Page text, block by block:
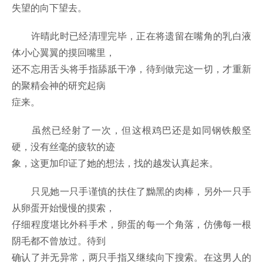
失望的向下望去。
许晴此时已经清理完毕，正在将遗留在嘴角的乳白液
体小心翼翼的摸回嘴里，
还不忘用舌头将手指舔舐干净，待到做完这一切，才重新
的聚精会神的研究起病
症来。
虽然已经射了一次，但这根鸡巴还是如同钢铁般坚
硬，没有丝毫的疲软的迹
象，这更加印证了她的想法，找的越发认真起来。
只见她一只手谨慎的扶住了黝黑的肉棒，另外一只手
从卵蛋开始慢慢的摸索，
仔细程度堪比外科手术，卵蛋的每一个角落，仿佛每一根
阴毛都不曾放过。待到
确认了并无异常，两只手指又继续向下搜索。在这男人的